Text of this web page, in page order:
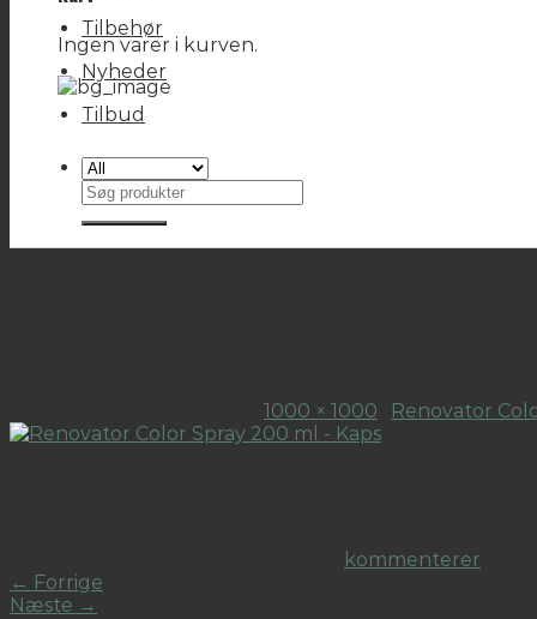
Ingen varer i kurven.
Tilbehør
Nyheder
Tilbud
Søg
efter:
1000 × 1000 Renovator
kommenterer
← Forrige
Næste →